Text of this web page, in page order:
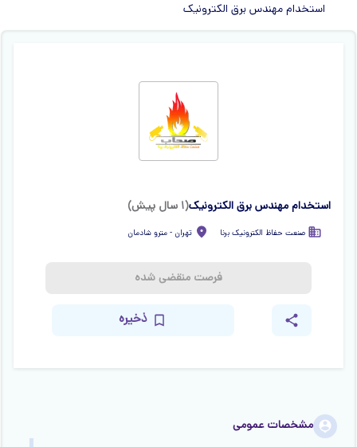
استخدام مهندس برق الکترونیک
استخدام مهندس برق الکترونیک(۱ سال پیش )
صنعت حفاظ الکترونیک برنا تهران - مترو شادمان
فرصت منقضی شده
ذخیره
مشخصات عمومی